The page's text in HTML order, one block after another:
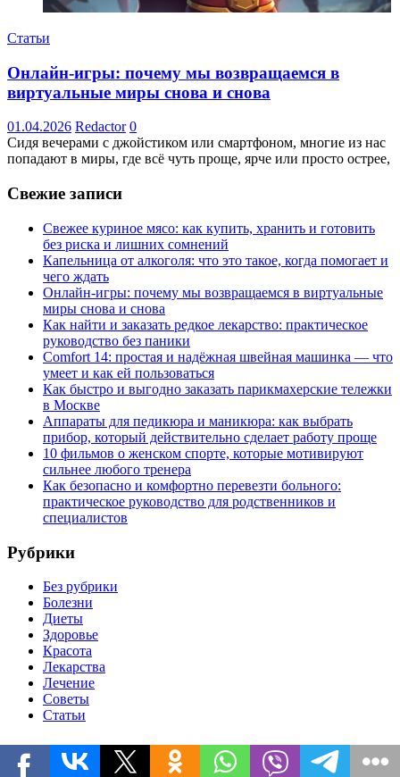
Статьи
Онлайн-игры: почему мы возвращаемся в
виртуальные миры снова и снова
01.04.2026 Redactor 0
Сидя вечерами с джойстиком или смартфоном, многие из нас
попадают в миры, где всё чуть проще, ярче или просто острее,
Свежие записи
Свежее куриное мясо: как купить, хранить и готовить
без риска и лишних сомнений
Капельница от алкоголя: что это такое, когда помогает и
чего ждать
Онлайн-игры: почему мы возвращаемся в виртуальные
миры снова и снова
Как найти и заказать редкое лекарство: практическое
руководство без паники
Comfort 14: простая и надёжная швейная машинка — что
умеет и как ей пользоваться
Как быстро и выгодно заказать парикмахерские тележки
в Москве
Аппараты для педикюра и маникюра: как выбрать
прибор, который действительно сделает работу проще
10 фильмов о женском спорте, которые мотивируют
сильнее любого тренера
Как безопасно и комфортно перевезти больного:
практическое руководство для родственников и
специалистов
Рубрики
Без рубрики
Болезни
Диеты
Здоровье
Красота
Лекарства
Лечение
Советы
Статьи